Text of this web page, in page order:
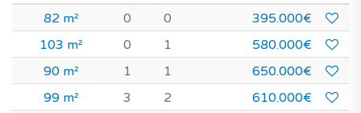
82 m²
0 0
395.000€
103 m²
0 1
580.000€
90 m²
1 1
650.000€
99 m²
3 2
610.000€